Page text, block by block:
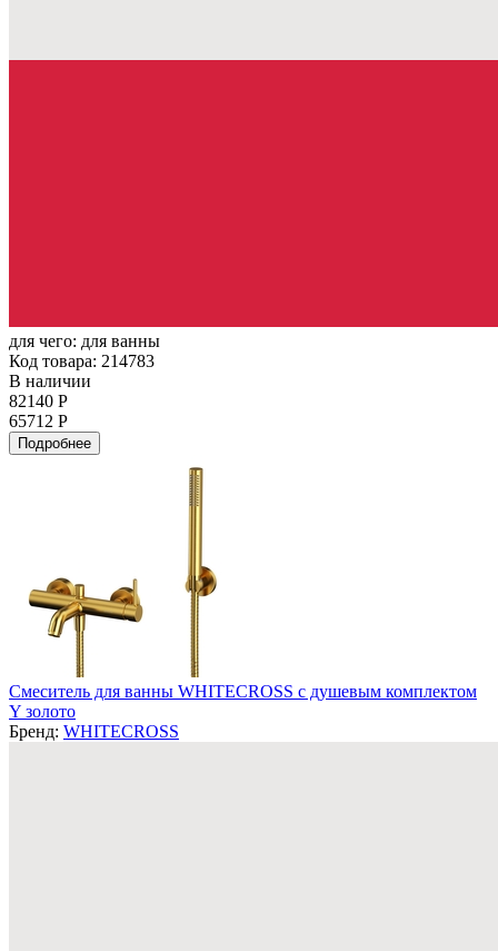
для чего: для ванны
Код товара: 214783
В наличии
82140 Р
65712 Р
Подробнее
Смеситель для ванны WHITECROSS с душевым комплектом
Y золото
Бренд: WHITECROSS